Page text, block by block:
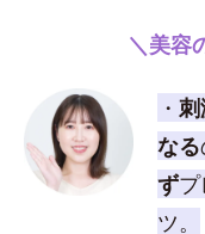
＼美容
・ 刺
なる
ず
ツ。